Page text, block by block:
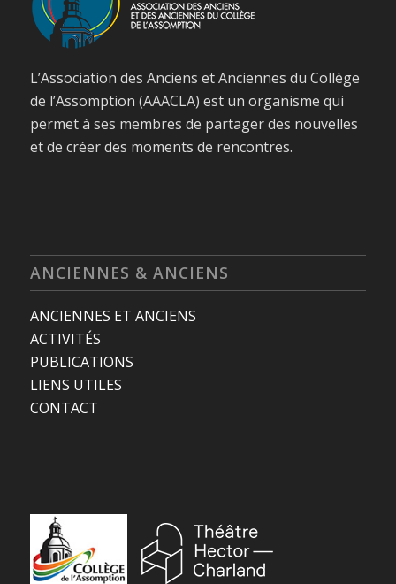
L’Association des Anciens et Anciennes du Collège
de l’Assomption (AAACLA) est un organisme qui
permet à ses membres de partager des nouvelles
et de créer des moments de rencontres.
ANCIENNES & ANCIENS
ANCIENNES ET ANCIENS
ACTIVITÉS
PUBLICATIONS
LIENS UTILES
CONTACT